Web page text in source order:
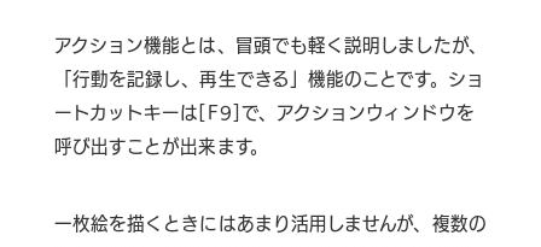
アクション機能とは、冒頭でも軽く説明しましたが、
「行動を記録し、再生できる」機能のことです。ショ
ートカットキーは[F9]で、アクションウィンドウを
呼び出すことが出来ます。
一枚絵を描くときにはあまり活用しませんが、複数の